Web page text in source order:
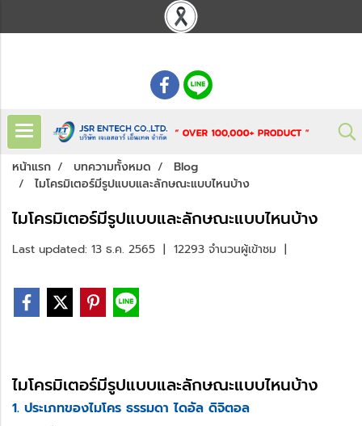
หน้าแรก บทความทั้งหมด
Blog
ไมโครมิเตอร์มีรูปแบบและลักษณะแบบไหนบ้าง
ไมโครมิเตอร์มีรูปแบบและลักษณะแบบไหนบ้าง
Last updated: 13 ธ.ค. 2565 | 12293 จำนวนผู้เข้าชม |
ไมโครมิเตอร์มีรูปแบบและลักษณะแบบไหนบ้าง
1. ประเภทของไมโคร ธรรมดา ไดอัล ดิจิตอล